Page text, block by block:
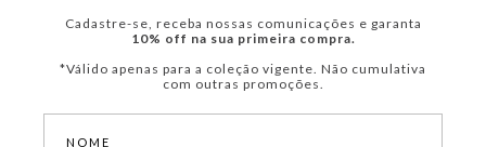
Cadastre-se, receba nossas comunicações e garanta
10% off na sua primeira compra.
*Válido apenas para a coleção vigente. Não cumulativa
com outras promoções.